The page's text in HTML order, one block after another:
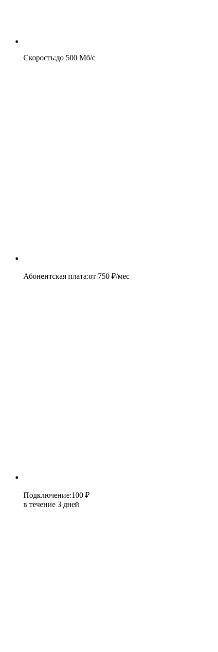
Скорость:до 500 Мб/c
Абонентская плата:от 750 ₽/мес
Подключение:100 ₽
в течение 3 дней